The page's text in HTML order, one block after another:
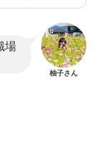
場
柚子さん